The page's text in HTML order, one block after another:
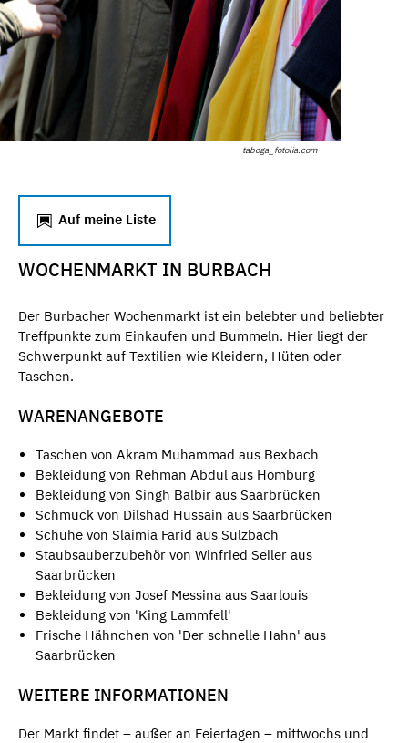
taboga_fotolia.com
Auf meine Liste
WOCHENMARKT IN BURBACH
Der Burbacher Wochenmarkt ist ein belebter und beliebter
Treffpunkte zum Einkaufen und Bummeln. Hier liegt der
Schwerpunkt auf Textilien wie Kleidern, Hüten oder
Taschen.
WARENANGEBOTE
Taschen von Akram Muhammad aus Bexbach
Bekleidung von Rehman Abdul aus Homburg
Bekleidung von Singh Balbir aus Saarbrücken
Schmuck von Dilshad Hussain aus Saarbrücken
Schuhe von Slaimia Farid aus Sulzbach
Staubsauberzubehör von Winfried Seiler aus
Saarbrücken
Bekleidung von Josef Messina aus Saarlouis
Bekleidung von 'King Lammfell'
Frische Hähnchen von 'Der schnelle Hahn' aus
Saarbrücken
WEITERE INFORMATIONEN
Der Markt findet – außer an Feiertagen – mittwochs und